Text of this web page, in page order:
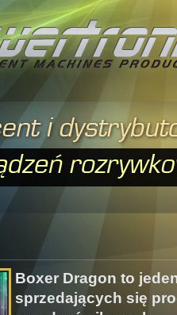
Boxer Dragon to
sprzedających się